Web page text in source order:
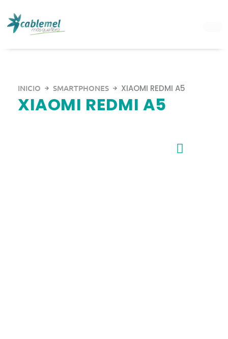
contenido
INICIO SMARTPHONES XIAOMI REDMI A5
XIAOMI REDMI A5